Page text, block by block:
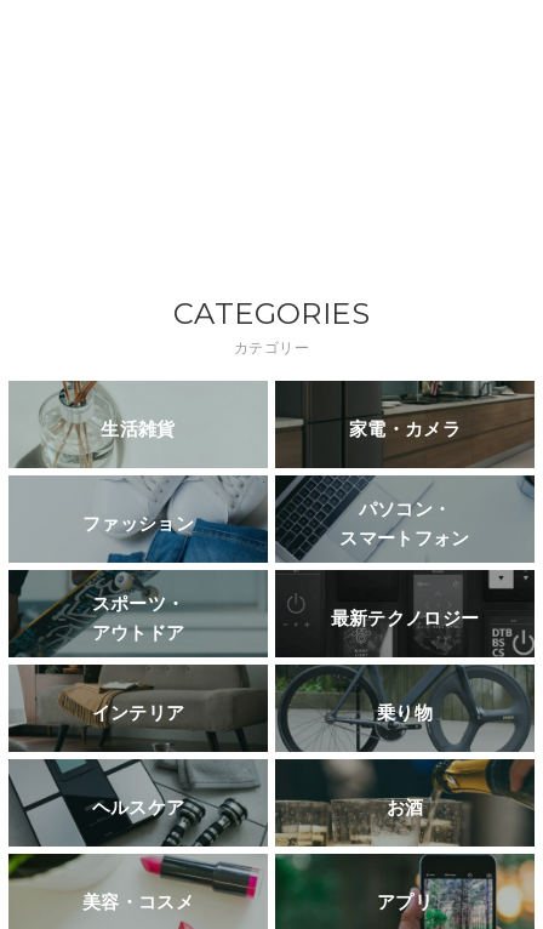
CATEGORIES
カテゴリー
生活雑貨 家電・カメラ
ファッション
パソコン・
スマートフォン
スポーツ・
アウトドア
最新テクノロジー
インテリア 乗り物
ヘルスケア お酒
美容・コスメ アプリ